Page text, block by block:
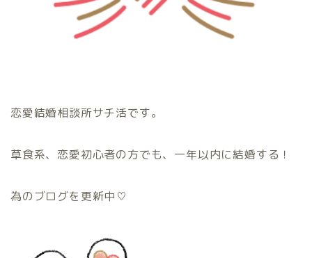
恋愛結婚相談所サチ活です。
草食系、恋愛初心者の方でも、一年以内に結婚する！
為のブログを更新中♡